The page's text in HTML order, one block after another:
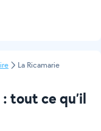
La Ricamarie
tout ce qu’il